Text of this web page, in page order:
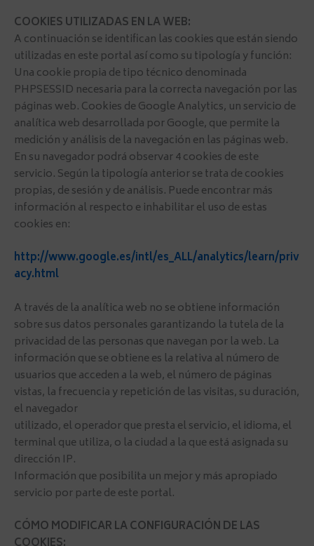
COOKIES UTILIZADAS EN LA WEB:
A continuación se identifican las cookies que están siendo
utilizadas en este portal así como su tipología y función:
Una cookie propia de tipo técnico denominada
PHPSESSID necesaria para la correcta navegación por las
páginas web. Cookies de Google Analytics, un servicio de
analítica web desarrollada por Google, que permite la
medición y análisis de la navegación en las páginas web.
En su navegador podrá observar 4 cookies de este
servicio. Según la tipología anterior se trata de cookies
propias, de sesión y de análisis. Puede encontrar más
información al respecto e inhabilitar el uso de estas
cookies en:
http://www.google.es/intl/es_ALL/analytics/learn/priv
acy.html
A través de la analítica web no se obtiene información
sobre sus datos personales garantizando la tutela de la
privacidad de las personas que navegan por la web. La
información que se obtiene es la relativa al número de
usuarios que acceden a la web, el número de páginas
vistas, la frecuencia y repetición de las visitas, su duración,
el navegador
utilizado, el operador que presta el servicio, el idioma, el
terminal que utiliza, o la ciudad a la que está asignada su
dirección IP.
Información que posibilita un mejor y más apropiado
servicio por parte de este portal.
CÓMO MODIFICAR LA CONFIGURACIÓN DE LAS